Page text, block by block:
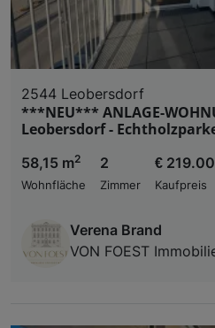
2544 Leobersdorf
***NEU*** ANLAGE-
Leobersdorf -
58,15 m2
Wohnfläche
2
Zimmer
€
Kaufpreis
Verena Brand
VON FOEST